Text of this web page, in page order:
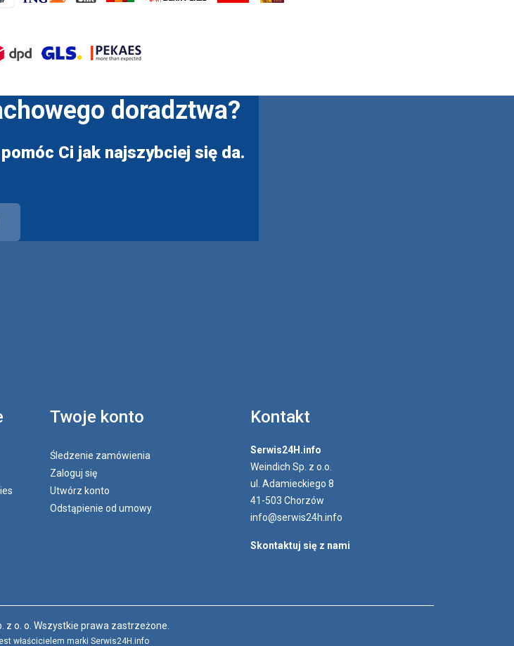
doradztwa?
Ci jak najszybciej się da.
Twoje konto
Śledzenie zamówienia
Zaloguj się
Utwórz konto
Odstąpienie od umowy
Kontakt
Serwis24H.info
Weindich Sp. z o.o.
ul. Adamieckiego 8
41-503 Chorzów
info@serwis24h.info
Skontaktuj się z nami
z o. o. Wszystkie prawa zastrzeżone.
właścicielem marki Serwis24H.info